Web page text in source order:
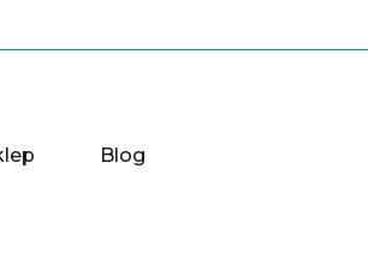
Blog